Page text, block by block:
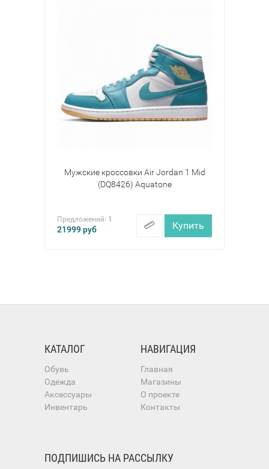
Мужские кроссовки Air Jordan 1 Mid
(DQ8426) Aquatone
Предложений: 1
21999руб Купить
КАТАЛОГ
Обувь
Одежда
Аксессуары
Инвентарь
НАВИГАЦИЯ
Главная
Магазины
О проекте
Контакты
ПОДПИШИСЬ НА РАССЫЛКУ